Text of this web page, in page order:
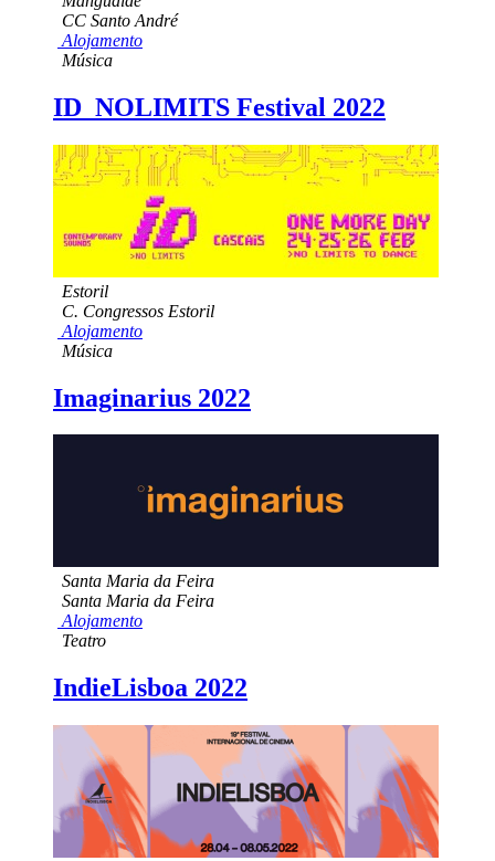
CC Santo André
Alojamento
Música
ID_NOLIMITS Festival 2022
Estoril
C. Congressos Estoril
Alojamento
Música
Imaginarius 2022
Santa Maria da Feira
Santa Maria da Feira
Alojamento
Teatro
IndieLisboa 2022